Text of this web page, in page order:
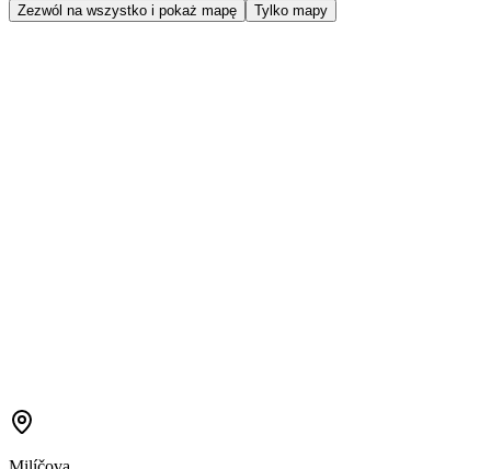
Zezwól na wszystko i pokaż mapę Tylko mapy